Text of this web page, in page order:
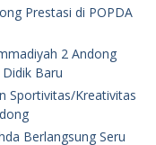
Prestasi di POPDA
2 Andong
Baru
Sportivitas/Kreativitas
Berlangsung Seru